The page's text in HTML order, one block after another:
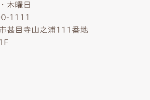
木曜日
1111
甚目寺山之浦111番地